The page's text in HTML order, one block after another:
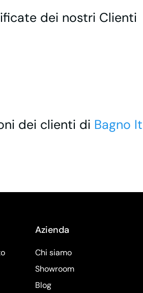
dei nostri Clienti
dei clienti di Bagno
Azienda
Chi siamo
Showroom
Blog